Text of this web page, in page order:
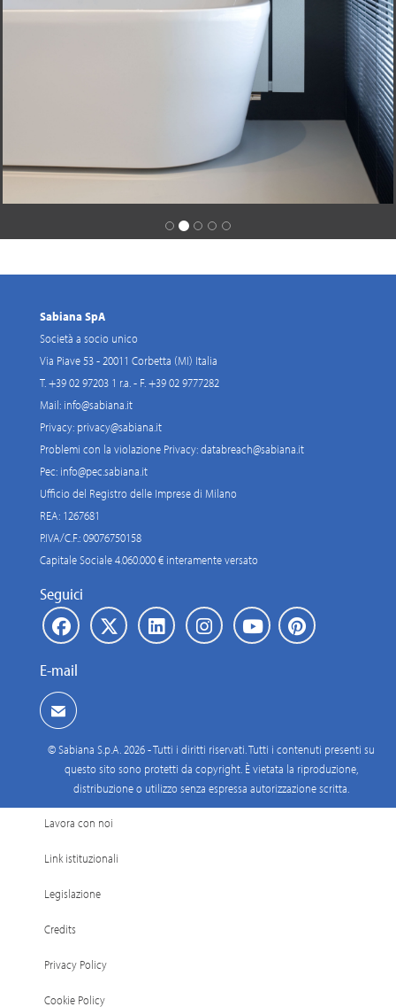
Sabiana SpA
Società a socio unico
Via Piave 53 - 20011 Corbetta (MI) Italia
T. +39 02 97203 1 r.a. - F. +39 02 9777282
Mail: info@sabiana.it
Privacy: privacy@sabiana.it
Problemi con la violazione Privacy:databreach@sabiana.it
Pec: info@pec.sabiana.it
Ufficio del Registro delle Imprese di Milano
REA: 1267681
P.IVA/C.F.: 09076750158
Capitale Sociale 4.060.000 € interamente versato
Seguici
E-mail
© Sabiana S.p.A. 2026 - Tutti i diritti riservati. Tutti i contenuti presenti su
questo sito sono protetti da copyright. È vietata la riproduzione,
distribuzione o utilizzo senza espressa autorizzazione scritta.
Lavora con noi
Link istituzionali
Legislazione
Credits
Privacy Policy
Cookie Policy